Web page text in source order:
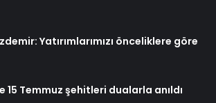
Yatırımlarımızı önceliklere göre
15 Temmuz şehitleri dualarla anıldı